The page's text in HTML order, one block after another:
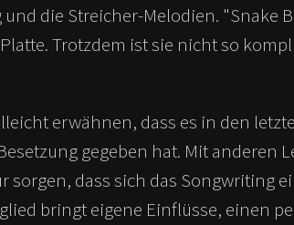
die Streicher-Melodien. "Snake
Trotzdem ist sie nicht so
erwähnen, dass es in den
gegeben hat. Mit anderen
dass sich das Songwriting
bringt eigene Einflüsse, einen